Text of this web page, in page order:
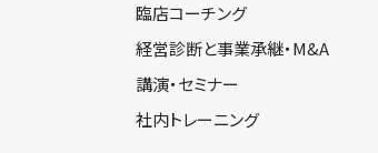
臨店コーチング
経営診断と事業承継・M&A
講演・セミナー
社内トレーニング